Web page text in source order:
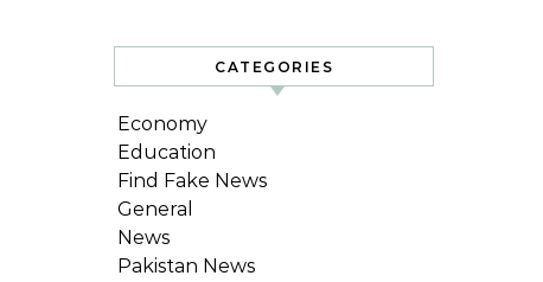
CATEGORIES
Economy
Education
Find Fake News
General
News
Pakistan News